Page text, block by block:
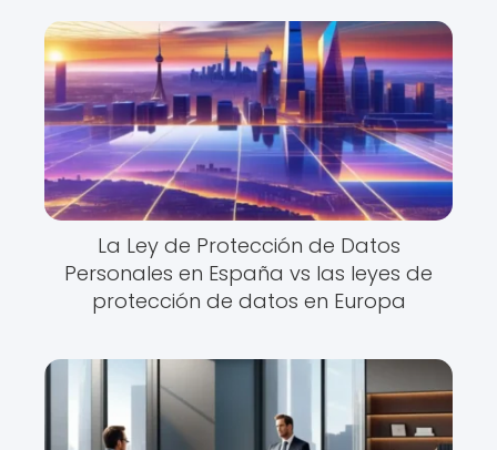
La Ley de Protección de Datos
Personales en España vs las leyes de
protección de datos en Europa